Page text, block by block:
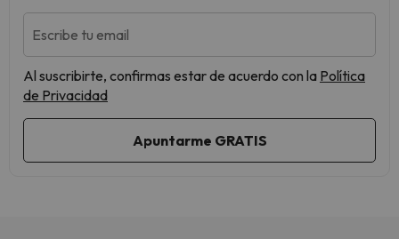
Escribe tu email
Al suscribirte, confirmas estar de acuerdo con la Política
de Privacidad